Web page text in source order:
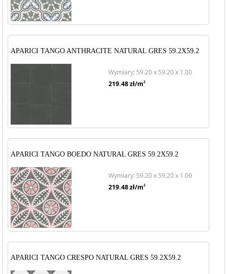
APARICI TANGO ANTHRACITE NATURAL GRES 59.2X59.2
Wymiary: 59.20 x 59.20 x 1.00
219.48zł/m2
APARICI TANGO BOEDO NATURAL GRES 59.2X59.2
Wymiary: 59.20 x 59.20 x 1.00
219.48zł/m2
APARICI TANGO CRESPO NATURAL GRES 59.2X59.2